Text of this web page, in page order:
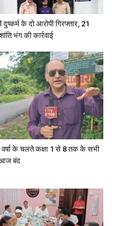
दुष्कर्म के दो आरोपी गिरफ्तार, 21
भंग की कार्रवाई
के चलते कक्षा 1 से 8 तक के सभी
आज बंद